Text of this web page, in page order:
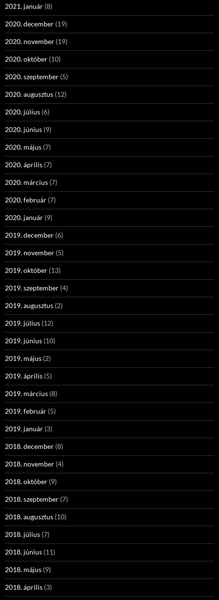
2021. január (8)
2020. december (19)
2020. november (19)
2020. október (10)
2020. szeptember (5)
2020. augusztus (12)
2020. július (6)
2020. június (9)
2020. május (7)
2020. április (7)
2020. március (7)
2020. február (7)
2020. január (9)
2019. december (6)
2019. november (5)
2019. október (13)
2019. szeptember (4)
2019. augusztus (2)
2019. július (12)
2019. június (10)
2019. május (2)
2019. április (5)
2019. március (8)
2019. február (5)
2019. január (3)
2018. december (8)
2018. november (4)
2018. október (9)
2018. szeptember (7)
2018. augusztus (10)
2018. július (7)
2018. június (11)
2018. május (9)
2018. április (3)